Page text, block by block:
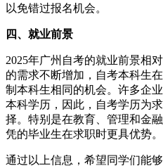
以免错过报名机会。
四、就业前景
2025年广州自考的就业前景相
的需求不断增加，自考本科生
制本科生相同的机会。许多企
本科学历，因此，自考学历为
择。特别是在教育、管理和金
凭的毕业生在求职时更具优势。
通过以上信息，希望同学们能